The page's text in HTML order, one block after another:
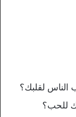
الناس لقلبك؟
للحب؟